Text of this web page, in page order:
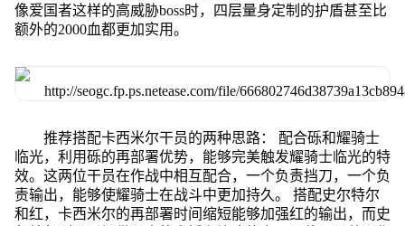
像爱国者这样的高威胁boss时，四层量身定制的护盾甚至比
额外的2000血都更加实用。
推荐搭配卡西米尔干员的两种思路： 配合砾和耀骑士
临光，利用砾的再部署优势，能够完美触发耀骑士临光的特
效。这两位干员在作战中相互配合，一个负责挡刀，一个负
责输出，能够使耀骑士在战斗中更加持久。 搭配史尔特尔
和红，卡西米尔的再部署时间缩短能够加强红的输出，而史